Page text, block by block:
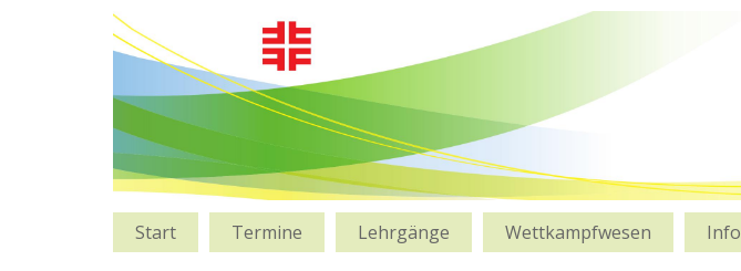
Start Termine Lehrgänge Wettkampfwesen